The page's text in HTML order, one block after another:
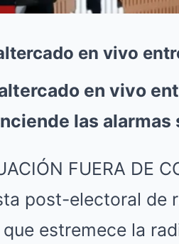
en vivo
en vivo
las
FUERA DE
post-electoral de
estremece la